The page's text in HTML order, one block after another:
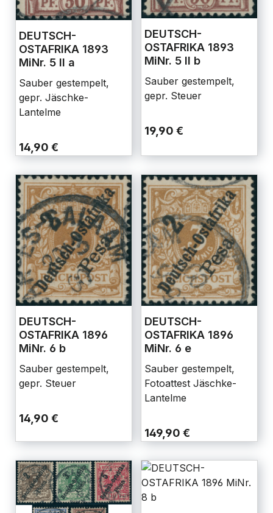
DEUTSCH-
OSTAFRIKA 1893
MiNr. 5 II a
Sauber gestempelt,
gepr. Jäschke-
Lantelme
14,90 €
DEUTSCH-
OSTAFRIKA 1893
MiNr. 5 II b
Sauber gestempelt,
gepr. Steuer
19,90 €
DEUTSCH-
OSTAFRIKA 1896
MiNr. 6 b
Sauber gestempelt,
gepr. Steuer
14,90 €
DEUTSCH-
OSTAFRIKA 1896
MiNr. 6 e
Sauber gestempelt,
Fotoattest Jäschke-
Lantelme
149,90 €